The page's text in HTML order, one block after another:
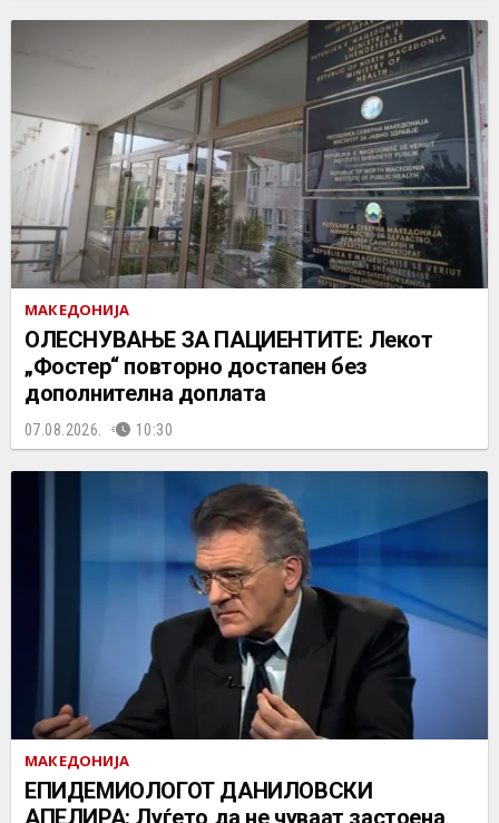
МАКЕДОНИЈА
ОЛЕСНУВАЊЕ ЗА ПАЦИЕНТИТЕ: Лекот
„Фостер“ повторно достапен без
дополнителна доплата
07.08.2026. 10:30
МАКЕДОНИЈА
EПИДЕМИОЛОГОТ ДАНИЛОВСКИ
АПЕЛИРА: Луѓето да не чуваат застоена